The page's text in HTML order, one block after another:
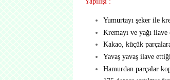
Yumurtayı şeker ile
Kremayı ve yağı ilave
Kakao, küçük
Yavaş yavaş ilave
Hamurdan parçalar